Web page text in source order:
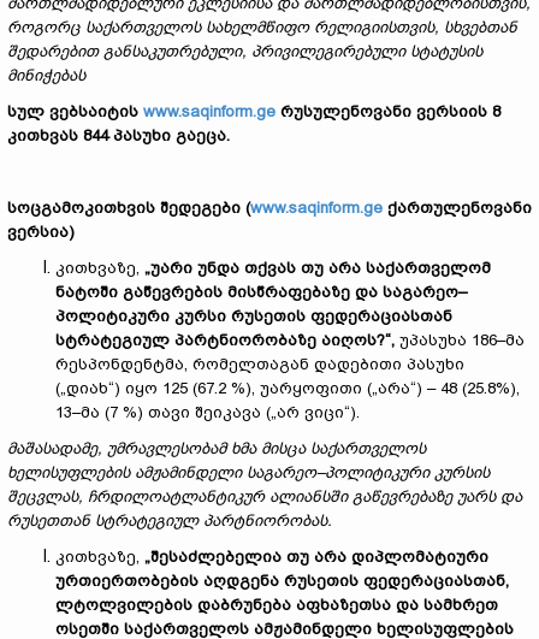
როგორც საქართველოს სახელმწიფო რელიგიისთვის, სხვებთან
შედარებით განსაკუთრებული, პრივილეგირებული სტატუსის
მინიჭებას
სულ ვებსაიტის www.saqinform.ge რუსულენოვანი ვერსიის 8
კითხვას 844 პასუხი გაეცა.
სოცგამოკითხვის შედეგები (www.saqinform.ge ქართულენოვანი
ვერსია)
კითხვაზე, „უარი უნდა თქვას თუ არა საქართველომ
ნატოში გაწევრების მისწრაფებაზე და საგარეო–
პოლიტიკური კურსი რუსეთის ფედერაციასთან
სტრატეგიულ პარტნიორობაზე აიღოს?“, უპასუხა 186–მა
რესპონდენტმა, რომელთაგან დადებითი პასუხი
(„დიახ“) იყო 125 (67.2 %), უარყოფითი („არა“) – 48 (25.8%),
13–მა (7 %) თავი შეიკავა („არ ვიცი“).
მაშასადამე, უმრავლესობამ ხმა მისცა საქართველოს
ხელისუფლების ამჟამინდელი საგარეო–პოლიტიკური კურსის
შეცვლას, ჩრდილოატლანტიკურ ალიანსში გაწევრებაზე უარს და
რუსეთთან სტრატეგიულ პარტნიორობას.
კითხვაზე, „შესაძლებელია თუ არა დიპლომატიური
ურთიერთობების აღდგენა რუსეთის ფედერაციასთან,
ლტოლვილების დაბრუნება აფხაზეთსა და სამხრეთ
ოსეთში საქართველოს ამჟამინდელი ხელისუფლების